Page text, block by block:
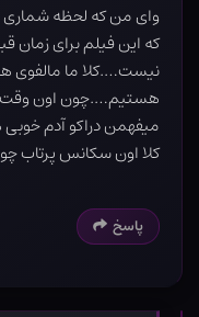
وای من که لحظه
که این فیلم برای
نیست….کلا ما مالفوی
هستیم….چون اون وقت
کلا اون سکانس پرتاب
پاسخ